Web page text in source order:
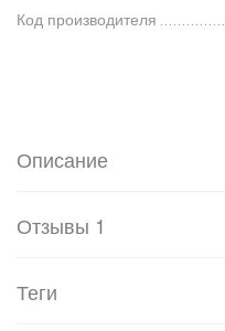
Код производителя
Описание
Отзывы 1
Теги